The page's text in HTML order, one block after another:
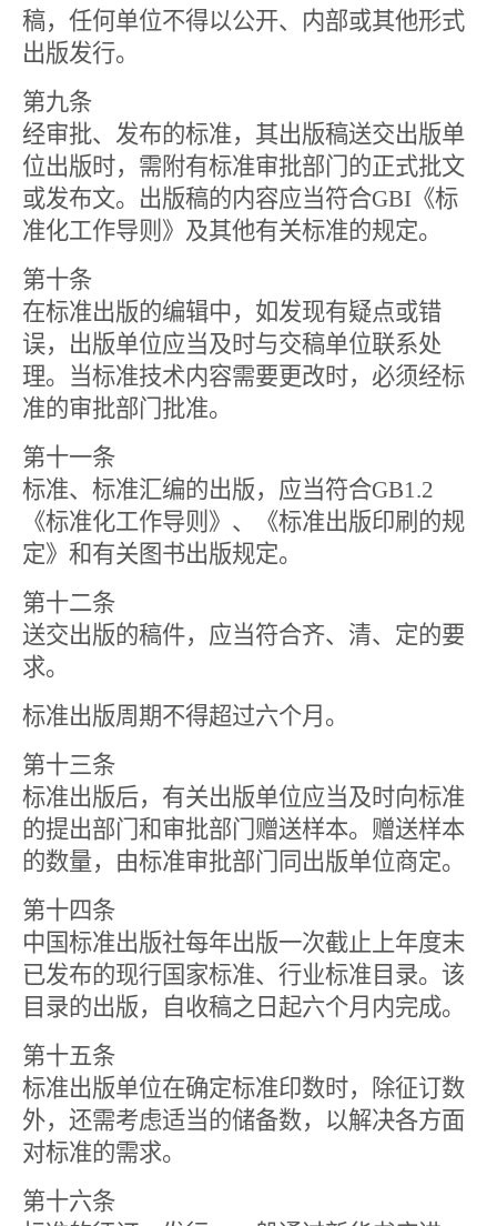
稿，任何单位不得以公开、内部或其他形式
出版发行。
第九条
经审批、发布的标准，其出版稿送交出版单
位出版时，需附有标准审批部门的正式批文
或发布文。出版稿的内容应当符合GBI 《标
准化工作导则》及其他有关标准的规定。
第十条
在标准出版的编辑中，如发现有疑点或错
误，出版单位应当及时与交稿单位联系处
理。当标准技术内容需要更改时，必须经标
准的审批部门批准。
第十一条
标准、标准汇编的出版，应当符合GB1.2
《标准化工作导则》、《标准出版印刷的规
定》和有关图书出版规定。
第十二条
送交出版的稿件，应当符合齐、清、定的要
求。
标准出版周期不得超过六个月。
第十三条
标准出版后，有关出版单位应当及时向标准
的提出部门和审批部门赠送样本。赠送样本
的数量，由标准审批部门同出版单位商定。
第十四条
中国标准出版社每年出版一次截止上年度末
已发布的现行国家标准、行业标准目录。该
目录的出版，自收稿之日起六个月内完成。
第十五条
标准出版单位在确定标准印数时，除征订数
外，还需考虑适当的储备数，以解决各方面
对标准的需求。
第十六条